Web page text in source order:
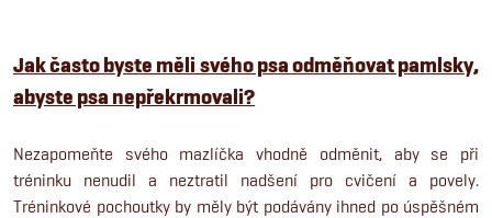
Jak často byste měli svého psa odměňovat pamlsky,
abyste psa nepřekrmovali?
Nezapomeňte svého mazlíčka vhodně odměnit, aby se při
tréninku nenudil a neztratil nadšení pro cvičení a povely.
Tréninkové pochoutky by měly být podávány ihned po úspěšném